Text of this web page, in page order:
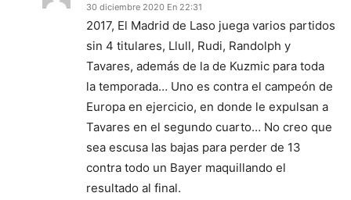
30 diciembre 2020 En 22:31
2017, El Madrid de Laso juega varios partidos
sin 4 titulares, Llull, Rudi, Randolph y
Tavares, además de la de Kuzmic para toda
la temporada… Uno es contra el campeón de
Europa en ejercicio, en donde le expulsan a
Tavares en el segundo cuarto… No creo que
sea escusa las bajas para perder de 13
contra todo un Bayer maquillando el
resultado al final.